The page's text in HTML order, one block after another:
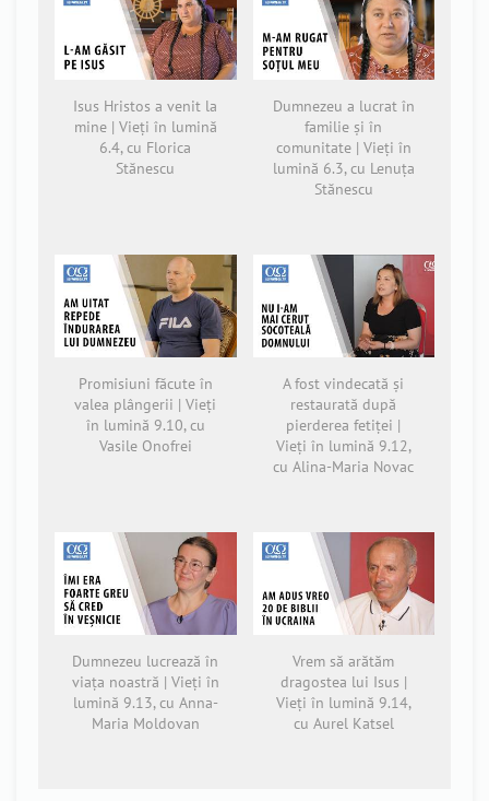
Isus Hristos a venit la
mine | Vieți în lumină
6.4, cu Florica
Stănescu
Dumnezeu a lucrat în
familie și în
comunitate | Vieți în
lumină 6.3, cu Lenuța
Stănescu
Promisiuni făcute în
valea plângerii | Vieți
în lumină 9.10, cu
Vasile Onofrei
A fost vindecată și
restaurată după
pierderea fetiței |
Vieți în lumină 9.12,
cu Alina-Maria Novac
Dumnezeu lucrează în
viața noastră | Vieți în
lumină 9.13, cu Anna-
Maria Moldovan
Vrem să arătăm
dragostea lui Isus |
Vieți în lumină 9.14,
cu Aurel Katsel